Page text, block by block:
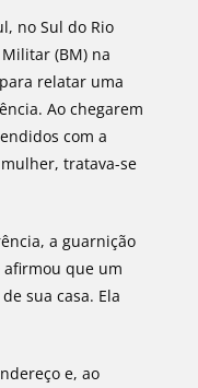
no Sul do Rio
(BM) na
relatar uma
Ao chegarem
com a
tratava-se
a guarnição
que um
sua casa. Ela
e, ao